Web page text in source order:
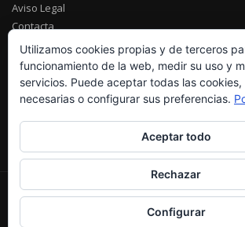
Aviso Legal
Contacta
© MARVILL JOIERS 2021
Utilizamos cookies propias y de terceros
funcionamiento de la web, medir su uso y
servicios. Puede aceptar todas las
necesarias o configurar sus preferencias.
Aceptar todo
Rechazar
Configurar